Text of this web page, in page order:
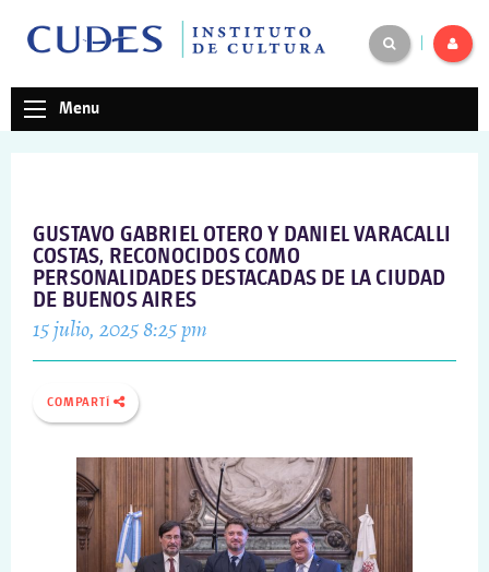
Menu
GUSTAVO GABRIEL OTERO Y DANIEL VARACALLI
COSTAS, RECONOCIDOS COMO
PERSONALIDADES DESTACADAS DE LA CIUDAD
DE BUENOS AIRES
15 julio, 2025 8:25 pm
COMPARTÍ